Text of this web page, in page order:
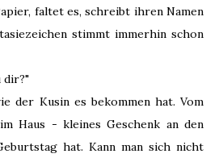
faltet es, schreibt ihren Namen
stimmt immerhin schon
dir?"
der Kusin es bekommen hat. Vom
Haus - kleines Geschenk an den
hat. Kann man sich nicht